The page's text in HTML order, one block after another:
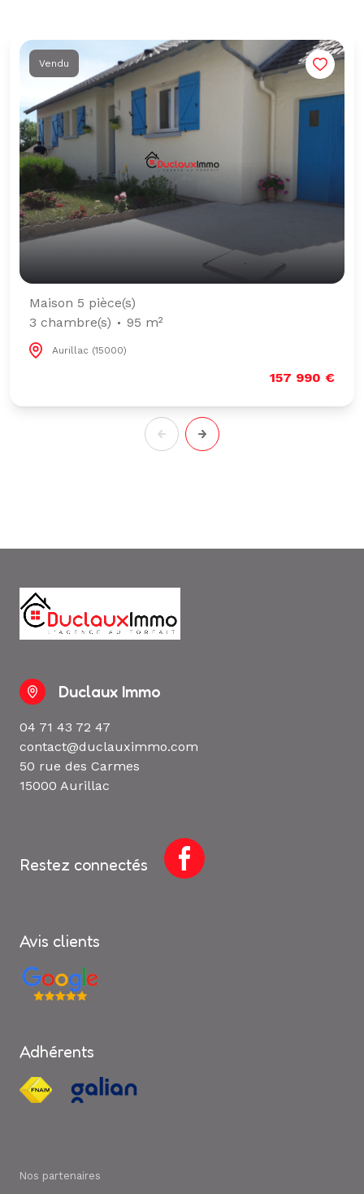
Vendu
Maison 5 pièce(s)
3 chambre(s)
95 m²
Aurillac (15000)
157 990 €
Duclaux Immo
04 71 43 72 47
contact@duclauximmo.com
50 rue des Carmes
15000 Aurillac
Restez connectés
Avis clients
Adhérents
Nos partenaires